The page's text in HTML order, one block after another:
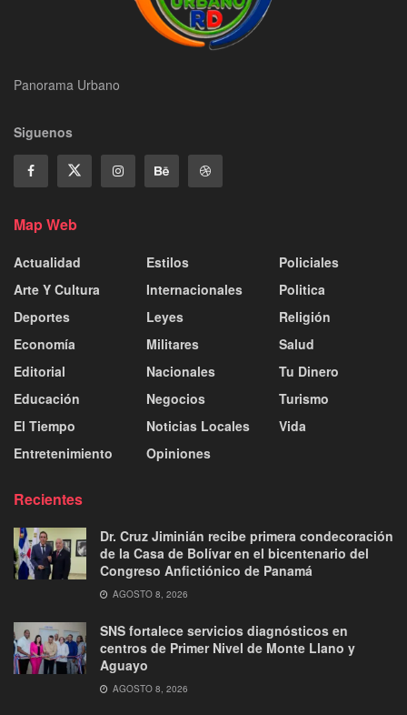
Panorama Urbano
Siguenos
Map Web
Actualidad
Arte Y Cultura
Deportes
Economía
Editorial
Educación
El Tiempo
Entretenimiento
Estilos
Internacionales
Leyes
Militares
Nacionales
Negocios
Noticias Locales
Opiniones
Policiales
Politica
Religión
Salud
Tu Dinero
Turismo
Vida
Recientes
Dr. Cruz Jiminián recibe primera condecoración
de la Casa de Bolívar en el bicentenario del
Congreso Anfictiónico de Panamá
AGOSTO 8, 2026
SNS fortalece servicios diagnósticos en
centros de Primer Nivel de Monte Llano y
Aguayo
AGOSTO 8, 2026